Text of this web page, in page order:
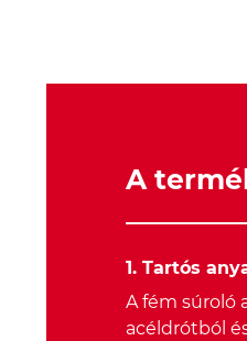
A
1. Tartós
A fém súroló
acéldrótból